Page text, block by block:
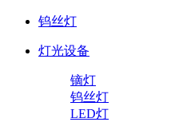
钨丝灯
灯光设备
镝灯
钨丝灯
LED灯